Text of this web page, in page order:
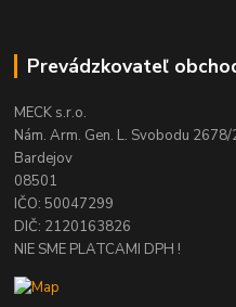
Prevádzkovateľ
MECK s.r.o.
Nám. Arm. Gen. L. Svobodu 2678/
Bardejov
08501
IČO: 50047299
DIČ: 2120163826
NIE SME PLATCAMI DPH !